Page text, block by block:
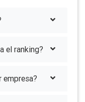
el ranking?